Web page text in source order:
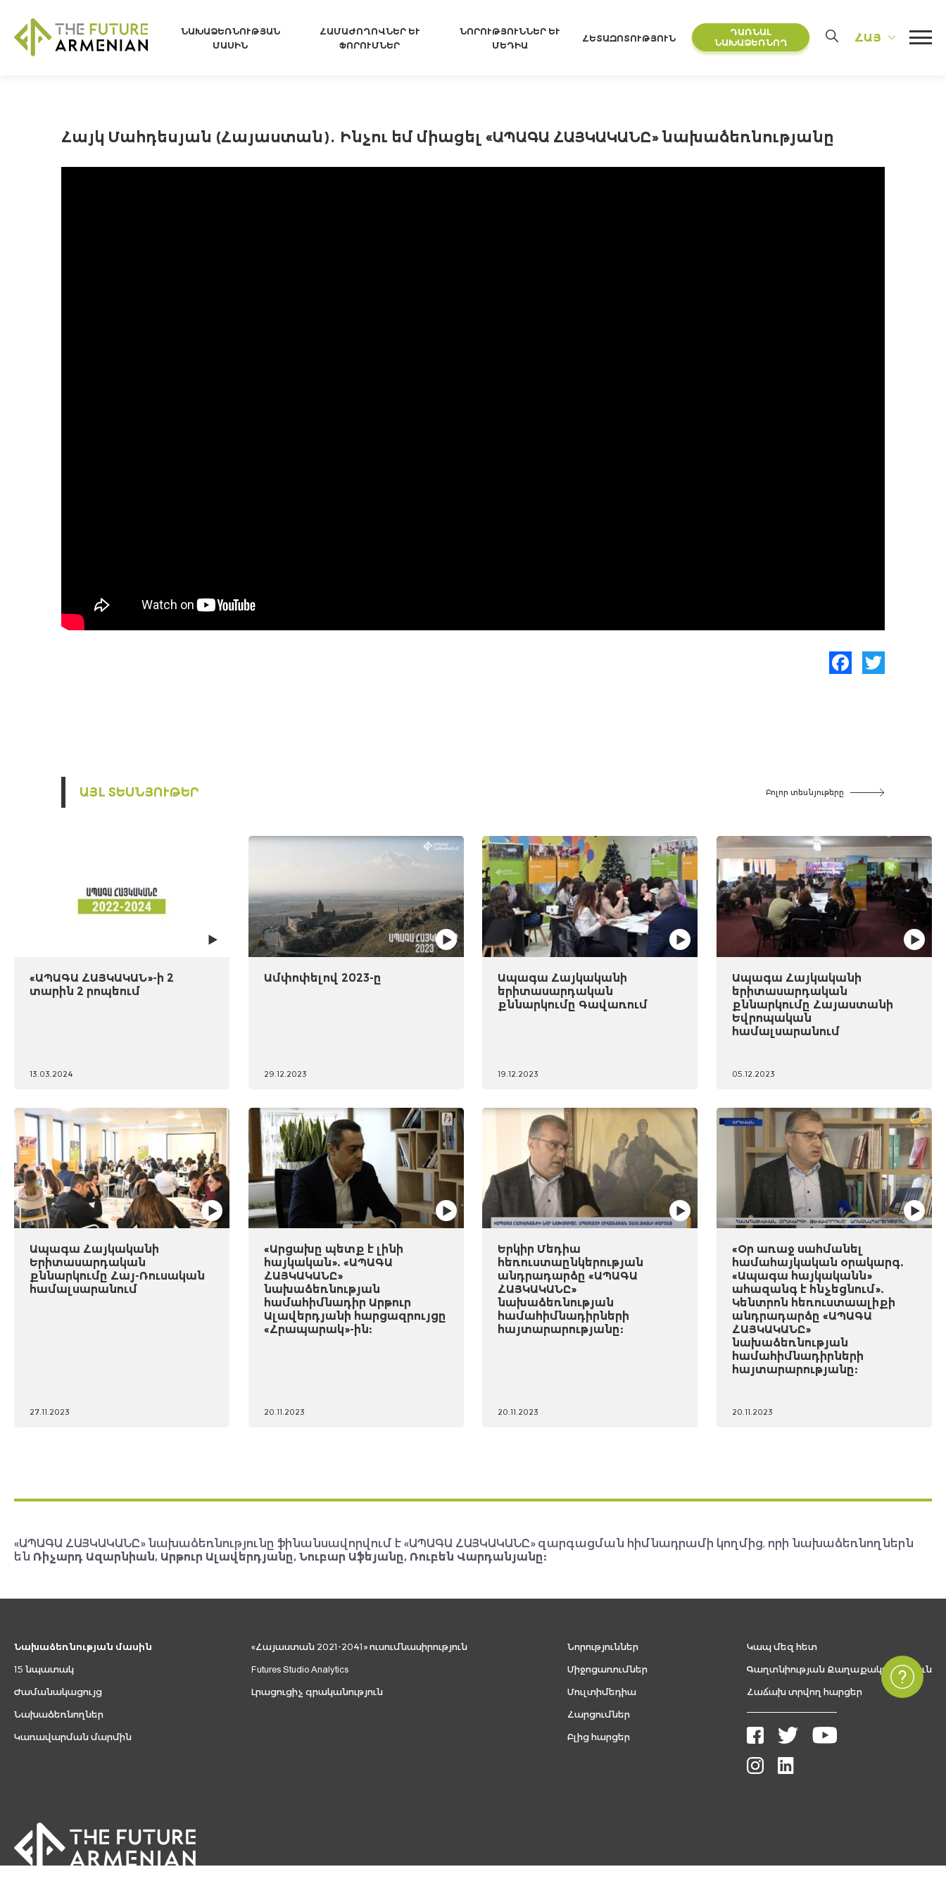
ՆԱԽԱՁԵՌՆՈՒԹՅԱՆ
ՄԱՍԻՆ
ՀԱՄԱԺՈՂՈՎՆԵՐ ԵՒ Ֆ
ՈՐՈՒՄՆԵՐ
ՆՈՐՈՒԹՅՈՒՆՆԵՐ ԵՒ Մ
ԵԴԻԱ
ՀԵՏԱԶՈՏՈՒԹՅՈՒՆ
ԴԱՌՆԱԼ
ՆԱԽԱՁԵՌՆՈՂ
ՀԱՅ
Հայկ Մահդեսյան (Հայաստան)․ Ինչու եմ միացել «ԱՊԱԳԱ ՀԱՅԿԱԿԱՆԸ» նախաձեռնությանը
ԱՅԼ ՏԵՍՆՅՈՒԹԵՐ Բոլոր տեսնյութերը
«ԱՊԱԳԱ ՀԱՅԿԱԿԱՆ»-ի 2
տարին 2 րոպեում
13.03.2024
Ամփոփելով 2023-ը
29.12.2023
Ապագա Հայկականի
երիտասարդական
քննարկումը Գավառում
19.12.2023
Ապագա Հայկականի
երիտասարդական
քննարկումը Հայաստանի
Եվրոպական
համալսարանում
05.12.2023
Ապագա Հայկականի
Երիտասարդական
քննարկումը Հայ-Ռուսական
համալսարանում
27.11.2023
«Արցախը պետք է լինի
հայկական». «ԱՊԱԳԱ
ՀԱՅԿԱԿԱՆԸ»
նախաձեռնության
համահիմնադիր Արթուր
Ալավերդյանի հարցազրույցը
«Հրապարակ»-ին:
20.11.2023
Երկիր Մեդիա
հեռուստաընկերության
անդրադարձը «ԱՊԱԳԱ
ՀԱՅԿԱԿԱՆԸ»
նախաձեռնության
համահիմնադիրների
հայտարարությանը:
20.11.2023
«Օր առաջ սահմանել
համահայկական օրակարգ.
«Ապագա հայկականն»
ահազանգ է հնչեցնում».
Կենտրոն հեռուստաալիքի
անդրադարձը «ԱՊԱԳԱ
ՀԱՅԿԱԿԱՆԸ»
նախաձեռնության
համահիմնադիրների
հայտարարությանը:
20.11.2023
«ԱՊԱԳԱ ՀԱՅԿԱԿԱՆԸ» նախաձեռնությունը ֆինանսավորվում է «ԱՊԱԳԱ ՀԱՅԿԱԿԱՆԸ» զարգացման հիմնադրամի կողմից, որի նախաձեռնողներն
են Ռիչարդ Ազարնիան, Արթուր Ալավերդյանը, Նուբար Աֆեյանը, Ռուբեն Վարդանյանը:
Նախաձեռնության մասին
15 նպատակ
Ժամանակացույց
Նախաձեռնողներ
Կառավարման մարմին
«Հայաստան 2021-2041» ուսումնասիրություն
Futures Studio Analytics
Լրացուցիչ գրականություն
Նորություններ
Միջոցառումներ
Մուլտիմեդիա
Հարցումներ
Բլից հարցեր
Կապ մեզ հետ
Գաղտնիության Քաղաքականություն
Հաճախ տրվող հարցեր